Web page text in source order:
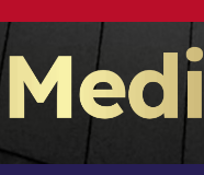
růst a podnikání